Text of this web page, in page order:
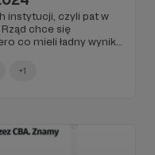
instytucji, czyli pat w
chce się
co mieli ładny wynik
kontynuować
Noble’a z fizyki
+1